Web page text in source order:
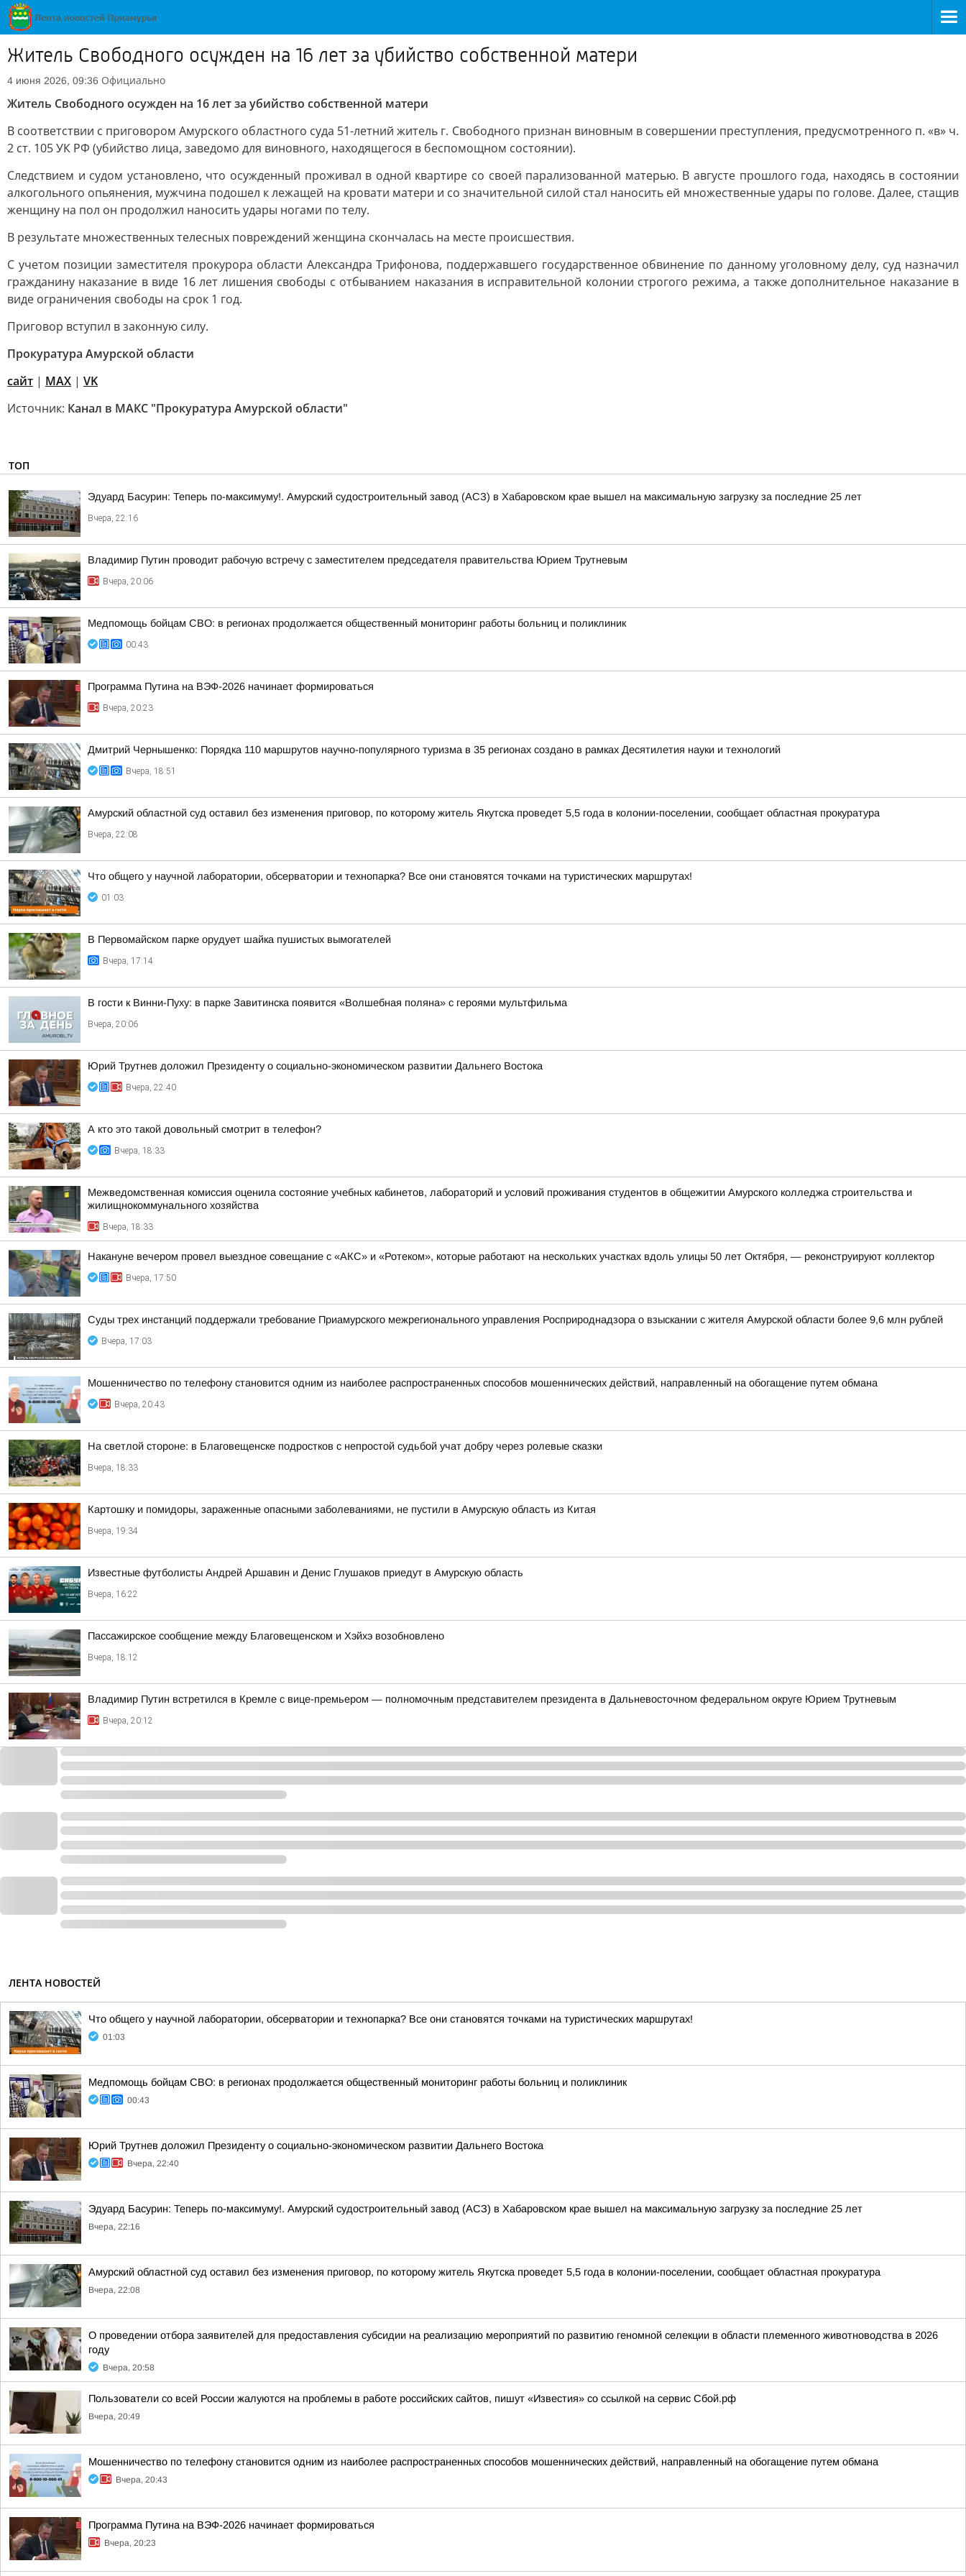
Житель Свободного осужден на 16 лет за убийство собственной матери
4 июня 2026, 09:36 Официально
Житель Свободного осужден на 16 лет за убийство собственной матери
В соответствии с приговором Амурского областного суда 51-летний житель г. Свободного признан виновным в совершении преступления, предусмотренного п. «в» ч.
2 ст. 105 УК РФ (убийство лица, заведомо для виновного, находящегося в беспомощном состоянии).
Следствием и судом установлено, что осужденный проживал в одной квартире со своей парализованной матерью. В августе прошлого года, находясь в состоянии
алкогольного опьянения, мужчина подошел к лежащей на кровати матери и со значительной силой стал наносить ей множественные удары по голове. Далее, стащив
женщину на пол он продолжил наносить удары ногами по телу.
В результате множественных телесных повреждений женщина скончалась на месте происшествия.
С учетом позиции заместителя прокурора области Александра Трифонова, поддержавшего государственное обвинение по данному уголовному делу, суд назначил
гражданину наказание в виде 16 лет лишения свободы с отбыванием наказания в исправительной колонии строгого режима, а также дополнительное наказание в
виде ограничения свободы на срок 1 год.
Приговор вступил в законную силу.
Прокуратура Амурской области
сайт | MAX | VK
Источник: Канал в МАКС "Прокуратура Амурской области"
ТОП
Эдуард Басурин: Теперь по-максимуму!. Амурский судостроительный завод (АСЗ) в Хабаровском крае вышел на максимальную загрузку за последние 25 лет
Вчера, 22:16
Владимир Путин проводит рабочую встречу с заместителем председателя правительства Юрием Трутневым
Вчера, 20:06
Медпомощь бойцам СВО: в регионах продолжается общественный мониторинг работы больниц и поликлиник
00:43
Программа Путина на ВЭФ-2026 начинает формироваться
Вчера, 20:23
Дмитрий Чернышенко: Порядка 110 маршрутов научно-популярного туризма в 35 регионах создано в рамках Десятилетия науки и технологий
Вчера, 18:51
Амурский областной суд оставил без изменения приговор, по которому житель Якутска проведет 5,5 года в колонии-поселении, сообщает областная прокуратура
Вчера, 22:08
Что общего у научной лаборатории, обсерватории и технопарка? Все они становятся точками на туристических маршрутах!
01:03
В Первомайском парке орудует шайка пушистых вымогателей
Вчера, 17:14
В гости к Винни-Пуху: в парке Завитинска появится «Волшебная поляна» с героями мультфильма
Вчера, 20:06
Юрий Трутнев доложил Президенту о социально-экономическом развитии Дальнего Востока
Вчера, 22:40
А кто это такой довольный смотрит в телефон?
Вчера, 18:33
Межведомственная комиссия оценила состояние учебных кабинетов, лабораторий и условий проживания студентов в общежитии Амурского колледжа строительства и
жилищнокоммунального хозяйства
Вчера, 18:33
Накануне вечером провел выездное совещание с «АКС» и «Ротеком», которые работают на нескольких участках вдоль улицы 50 лет Октября, — реконструируют коллектор
Вчера, 17:50
Суды трех инстанций поддержали требование Приамурского межрегионального управления Росприроднадзора о взыскании с жителя Амурской области более 9,6 млн рублей
Вчера, 17:03
Мошенничество по телефону становится одним из наиболее распространенных способов мошеннических действий, направленный на обогащение путем обмана
Вчера, 20:43
На светлой стороне: в Благовещенске подростков с непростой судьбой учат добру через ролевые сказки
Вчера, 18:33
Картошку и помидоры, зараженные опасными заболеваниями, не пустили в Амурскую область из Китая
Вчера, 19:34
Известные футболисты Андрей Аршавин и Денис Глушаков приедут в Амурскую область
Вчера, 16:22
Пассажирское сообщение между Благовещенском и Хэйхэ возобновлено
Вчера, 18:12
Владимир Путин встретился в Кремле с вице-премьером — полномочным представителем президента в Дальневосточном федеральном округе Юрием Трутневым
Вчера, 20:12
ЛЕНТА НОВОСТЕЙ
Что общего у научной лаборатории, обсерватории и технопарка? Все они становятся точками на туристических маршрутах!
01:03
Медпомощь бойцам СВО: в регионах продолжается общественный мониторинг работы больниц и поликлиник
00:43
Юрий Трутнев доложил Президенту о социально-экономическом развитии Дальнего Востока
Вчера, 22:40
Эдуард Басурин: Теперь по-максимуму!. Амурский судостроительный завод (АСЗ) в Хабаровском крае вышел на максимальную загрузку за последние 25 лет
Вчера, 22:16
Амурский областной суд оставил без изменения приговор, по которому житель Якутска проведет 5,5 года в колонии-поселении, сообщает областная прокуратура
Вчера, 22:08
О проведении отбора заявителей для предоставления субсидии на реализацию мероприятий по развитию геномной селекции в области племенного животноводства в 2026
году
Вчера, 20:58
Пользователи со всей России жалуются на проблемы в работе российских сайтов, пишут «Известия» со ссылкой на сервис Сбой.рф
Вчера, 20:49
Мошенничество по телефону становится одним из наиболее распространенных способов мошеннических действий, направленный на обогащение путем обмана
Вчера, 20:43
Программа Путина на ВЭФ-2026 начинает формироваться
Вчера, 20:23